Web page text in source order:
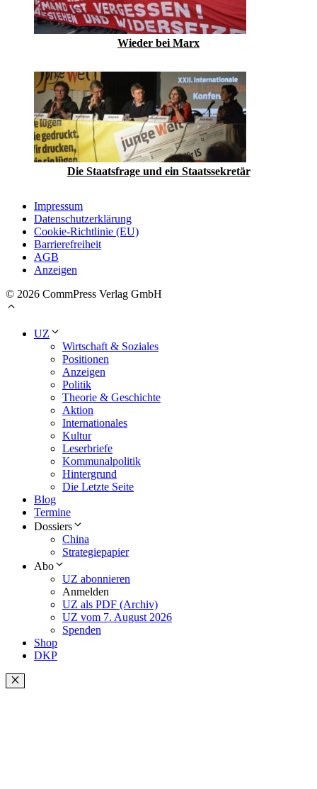
Wieder bei Marx
Die Staatsfrage und ein Staatssekretär
Impressum
Datenschutzerklärung
Cookie-Richtlinie (EU)
Barrierefreiheit
AGB
Anzeigen
© 2026 CommPress Verlag GmbH
UZ
Wirtschaft & Soziales
Positionen
Anzeigen
Politik
Theorie & Geschichte
Aktion
Internationales
Kultur
Leserbriefe
Kommunalpolitik
Hintergrund
Die Letzte Seite
Blog
Termine
Dossiers
China
Strategiepapier
Abo
UZ abonnieren
Anmelden
UZ als PDF (Archiv)
UZ vom 7. August 2026
Spenden
Shop
DKP
Schließen